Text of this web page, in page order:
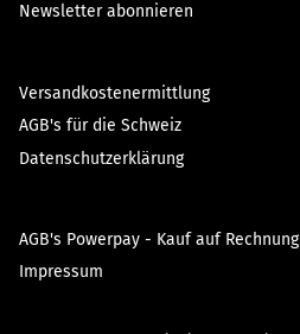
Newsletter abonnieren
Versandkostenermittlung
AGB's für die Schweiz
Datenschutzerklärung
AGB's Powerpay - Kauf auf Rechnung
Impressum